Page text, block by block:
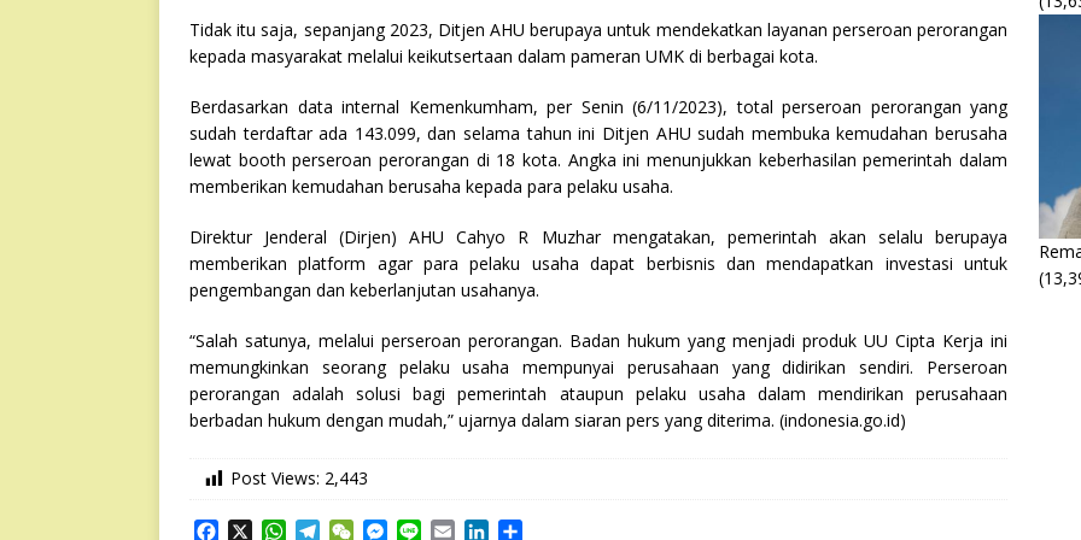
Tidak itu saja, sepanjang 2023, Ditjen AHU berupaya untuk mendekatkan layanan perseroan perorangan
kepada masyarakat melalui keikutsertaan dalam pameran UMK di berbagai kota.
Berdasarkan data internal Kemenkumham, per Senin (6/11/2023), total perseroan perorangan yang
sudah terdaftar ada 143.099, dan selama tahun ini Ditjen AHU sudah membuka kemudahan berusaha
lewat booth perseroan perorangan di 18 kota. Angka ini menunjukkan keberhasilan pemerintah dalam
memberikan kemudahan berusaha kepada para pelaku usaha.
Direktur Jenderal (Dirjen) AHU Cahyo R Muzhar mengatakan, pemerintah akan selalu berupaya
memberikan platform agar para pelaku usaha dapat berbisnis dan mendapatkan investasi untuk
pengembangan dan keberlanjutan usahanya.
“Salah satunya, melalui perseroan perorangan. Badan hukum yang menjadi produk UU Cipta Kerja ini
memungkinkan seorang pelaku usaha mempunyai perusahaan yang didirikan sendiri. Perseroan
perorangan adalah solusi bagi pemerintah ataupun pelaku usaha dalam mendirikan perusahaan
berbadan hukum dengan mudah,” ujarnya dalam siaran pers yang diterima. (indonesia.go.id)
Post Views: 2,443
W T W M